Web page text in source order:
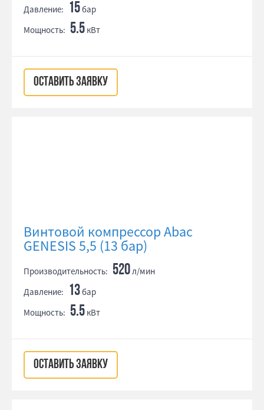
Давление: 15бар
Мощность: 5.5 кВт
ОСТАВИТЬ ЗАЯВКУ
Винтовой компрессор Abac
GENESIS 5,5 (13 бар)
Производительность: 520л/мин
Давление: 13бар
Мощность: 5.5 кВт
ОСТАВИТЬ ЗАЯВКУ